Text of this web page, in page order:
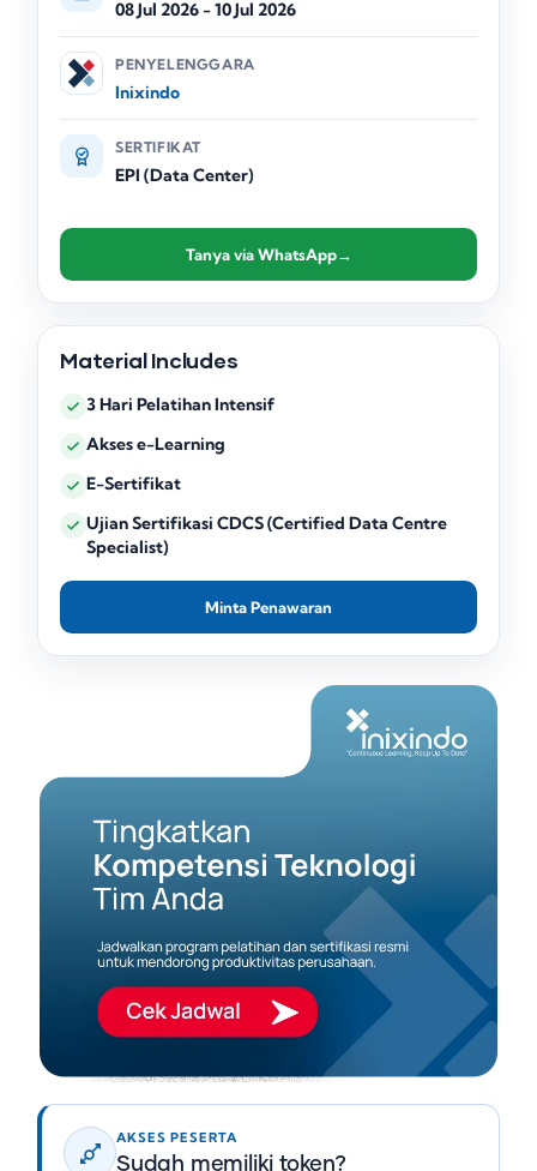
08 Jul 2026-10 Jul 2026
PENYELENGGARA
Inixindo
SERTIFIKAT
EPI (Data Center)
Tanya via WhatsApp→
Material Includes
3 Hari Pelatihan Intensif
Akses e-Learning
E-Sertifikat
Ujian Sertifikasi CDCS (Certified Data Centre
Specialist)
Minta Penawaran
AKSES PESERTA
Sudah memiliki token?